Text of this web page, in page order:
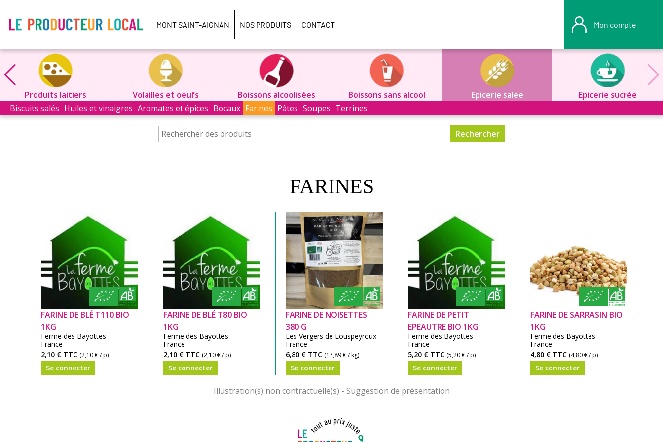
Mont
Saint
Aignan
MONT SAINT-AIGNAN NOS PRODUITS CONTACT Mon compte
Produits laitiers Volailles et oeufs Boissons alcoolisées Boissons sans alcool Epicerie salée
Epicerie sucrée
Biscuits salés Huiles et vinaigres Aromates et épices Bocaux Farines Pâtes Soupes Terrines
FARINES
FARINE DE BLÉ T110 BIO
1KG
Ferme des Bayottes
France
2,10 € TTC (2,10 € / p)
Se connecter
FARINE DE BLÉ T80 BIO
1KG
Ferme des Bayottes
France
2,10 € TTC (2,10 € / p)
Se connecter
FARINE DE NOISETTES
380 G
Les Vergers de Louspeyroux
France
6,80 € TTC (17,89 € / kg)
Se connecter
FARINE DE PETIT
EPEAUTRE BIO 1KG
Ferme des Bayottes
France
5,20 € TTC (5,20 € / p)
Se connecter
FARINE DE SARRASIN BIO
1KG
Ferme des Bayottes
France
4,80 € TTC (4,80 € / p)
Se connecter